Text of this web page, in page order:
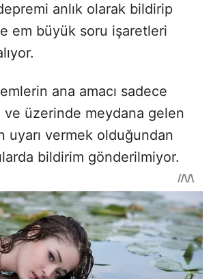
anlık olarak bildirip
em büyük soru işaretleri
ana amacı sadece
ve üzerinde meydana gelen
uyarı vermek olduğundan
bildirim gönderilmiyor.